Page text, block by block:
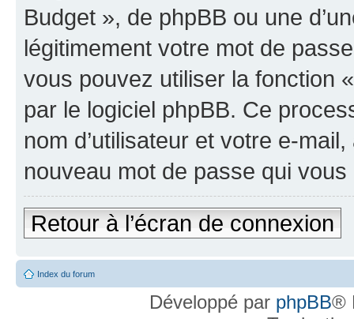
Budget », de phpBB ou une
légitimement votre mot de
vous pouvez utiliser la fonction
par le logiciel phpBB. Ce
nom d’utilisateur et votre e-
nouveau mot de passe qui
Retour à l’écran de connexion
Index du forum
Développé par phpBB®